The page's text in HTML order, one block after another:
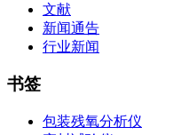
文献
新闻通告
行业新闻
书签
包装残氧分析仪